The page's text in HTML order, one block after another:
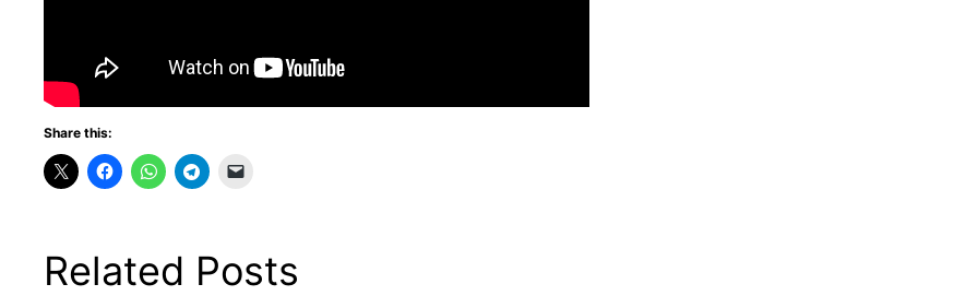
Share this:
Related Posts